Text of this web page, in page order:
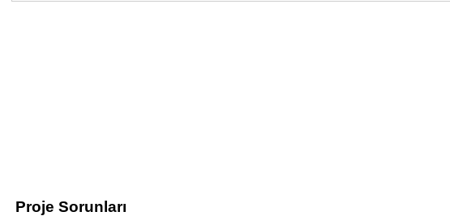
Proje Sorunları